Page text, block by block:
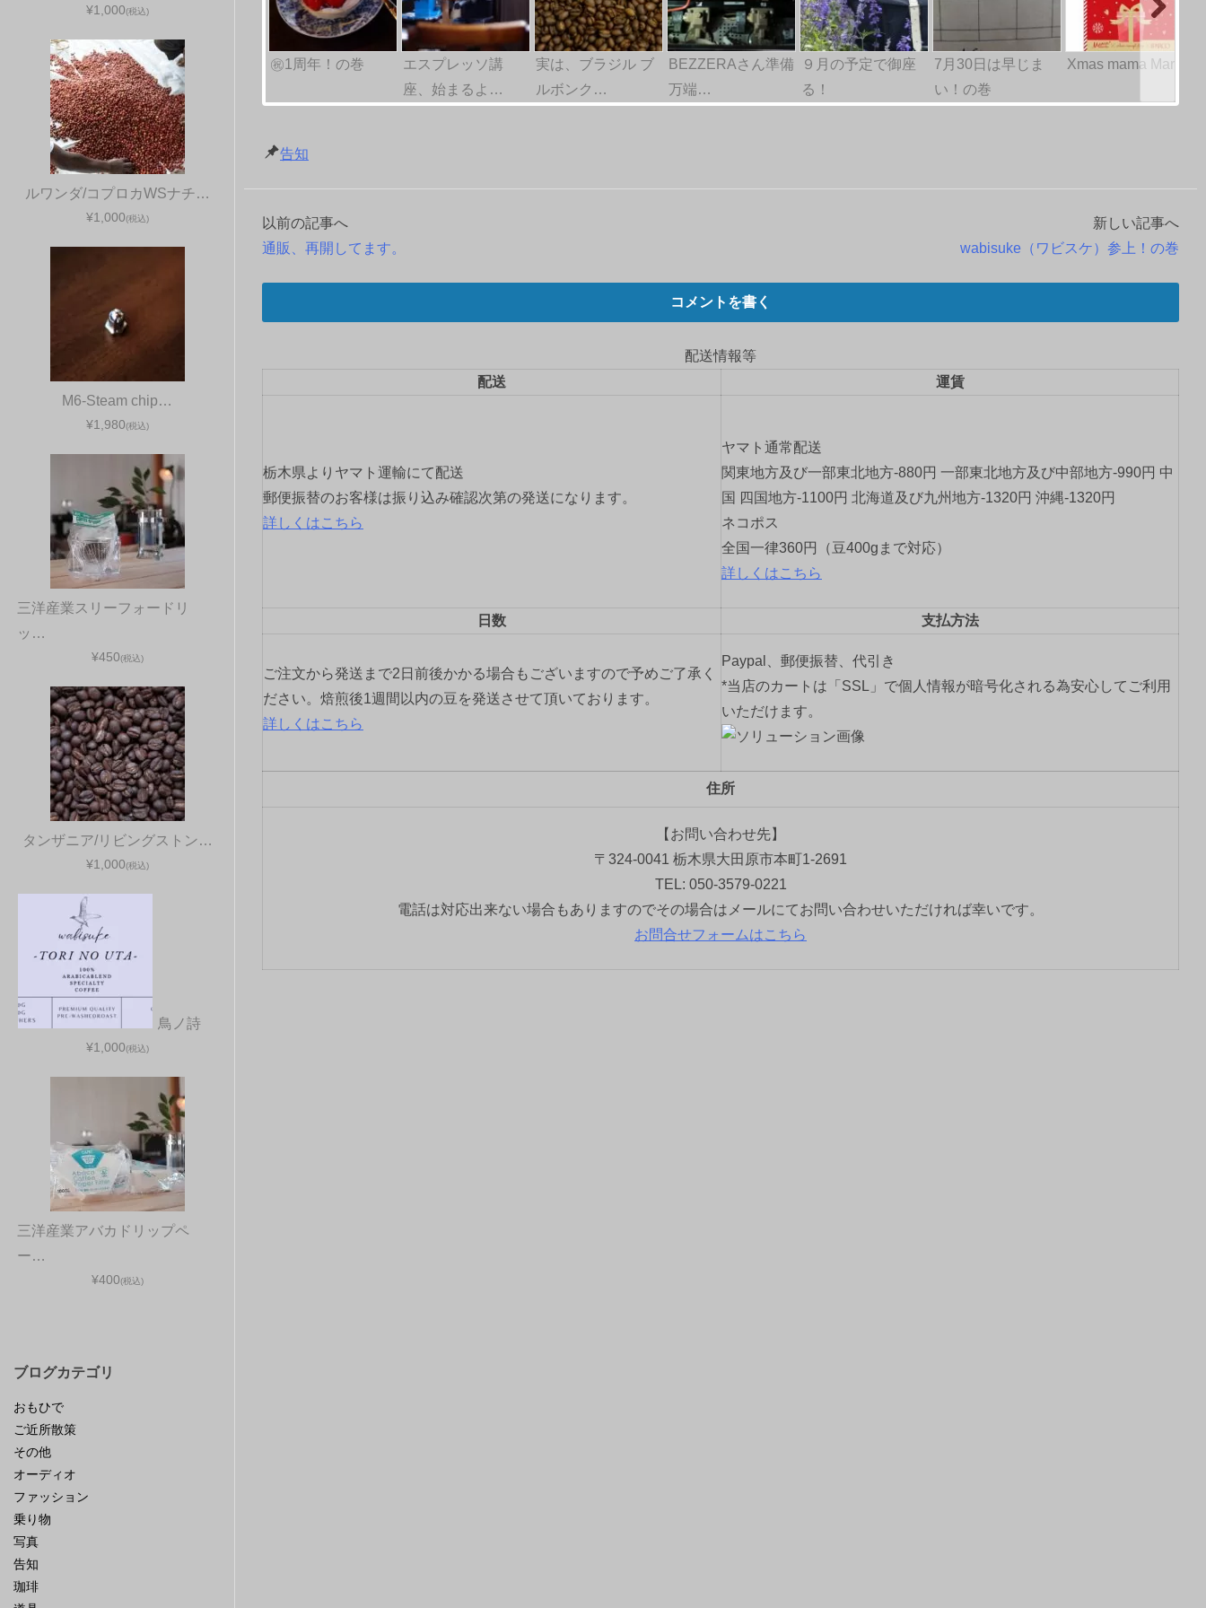
㊗1周年！の巻
エスプレッソ講
座、始まるよ…
実は、ブラジル ブ
ルボンク…
BEZZERAさん準備
万端…
９月の予定で御座
る！
7月30日は早じま
い！の巻
Xmas mama Mar…
告知
投
シ
ョ
以前の記事へ
通販、再開してます。
新しい記事へ
wabisuke（ワビスケ）参上！の巻
コメントを書く
配送情報等
配送
運賃
栃木県よりヤマト運輸にて配送
郵便振替のお客様は振り込み確認次第の発送になります。
詳しくはこちら
ヤマト通常配送
関東地方及び一部東北地方-880円 一部東北地方及び中部地方-990円 中
国 四国地方-1100円 北海道及び九州地方-1320円 沖縄-1320円
ネコポス
全国一律360円（豆400gまで対応）
詳しくはこちら
日数 支払方法
ご注文から発送まで2日前後かかる場合もございますので予めご了承く
ださい。焙煎後1週間以内の豆を発送させて頂いております。
詳しくはこちら
Paypal、郵便振替、代引き
*当店のカートは「SSL」で個人情報が暗号化される為安心してご利用
いただけます。
住所
【お問い合わせ先】
〒324-0041 栃木県大田原市本町1-2691
TEL: 050-3579-0221
電話は対応出来ない場合もありますのでその場合はメールにてお問い合わせいただければ幸いです。
お問合せフォームはこちら
¥1,000(税込)
ルワンダ/コプロカWSナチ…
¥1,000(税込)
M6-Steam chip…
¥1,980(税込)
三洋産業スリーフォードリ
ッ…
¥450(税込)
タンザニア/リビングストン…
¥1,000(税込)
鳥ノ詩
¥1,000(税込)
三洋産業アバカドリップペ
ー…
¥400(税込)
ブログカテゴリ
おもひで
ご近所散策
その他
オーディオ
ファッション
乗り物
写真
告知
珈琲